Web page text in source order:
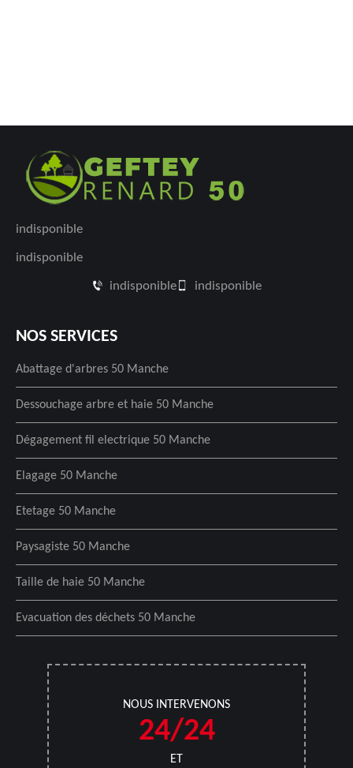
indisponible
indisponible
indisponible indisponible
NOS SERVICES
Abattage d'arbres 50 Manche
Dessouchage arbre et haie 50 Manche
Dégagement fil electrique 50 Manche
Elagage 50 Manche
Etetage 50 Manche
Paysagiste 50 Manche
Taille de haie 50 Manche
Evacuation des déchets 50 Manche
NOUS INTERVENONS
24/24
ET